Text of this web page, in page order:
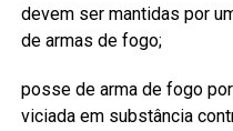
devem ser mantidas por
de armas de fogo;
posse de arma de fogo
viciada em substância